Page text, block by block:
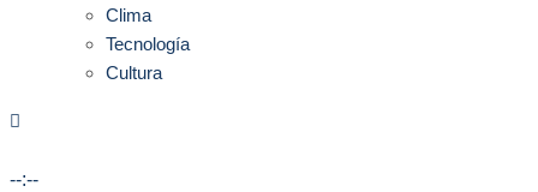
Clima
Tecnología
Cultura
--:--